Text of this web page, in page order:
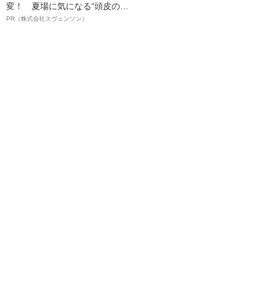
変！ 夏場に気になる“頭皮のニ
オイ”や“ベタつき”を解消す
PR（株式会社スヴェンソン）